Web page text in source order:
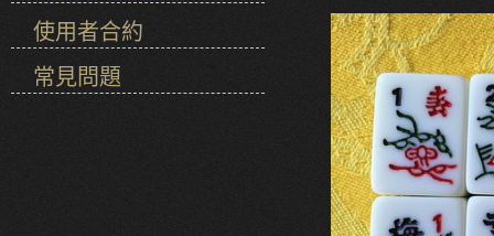
使用者合約
常見問題